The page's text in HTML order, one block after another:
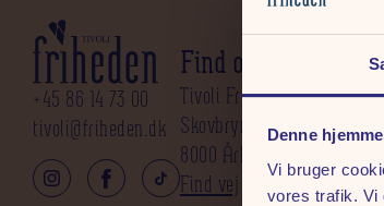
Denne
Vi bruger
vores trafik. Vi
+45 86 14 73 00
tivoli@friheden.dk
Find os
Tivoli Friheden A/S
Skovbrynet 5
8000 Århus C
Find vej
Salgs-
Cookies